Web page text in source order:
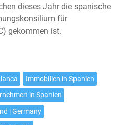
dieses Jahr die spanische
für
gekommen ist.
Immobilien in Spanien
in Spanien
| Germany